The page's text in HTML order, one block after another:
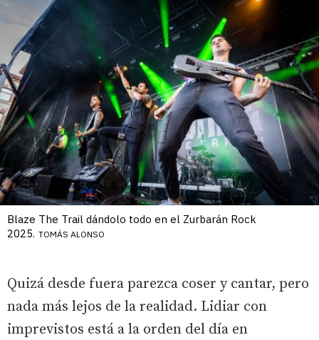
Blaze The Trail dándolo todo en el Zurbarán Rock
2025. TOMÁS ALONSO
Quizá desde fuera parezca coser y cantar, pero
nada más lejos de la realidad. Lidiar con
imprevistos está a la orden del día en